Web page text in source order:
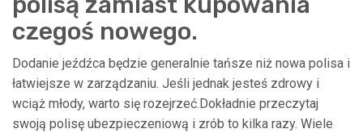
czegoś nowego.
Dodanie jeźdźca będzie generalnie tańsze niż nowa polisa i
łatwiejsze w zarządzaniu. Jeśli jednak jesteś zdrowy i
wciąż młody, warto się rozejrzeć.Dokładnie przeczytaj
swoją polisę ubezpieczeniową i zrób to kilka razy. Wiele